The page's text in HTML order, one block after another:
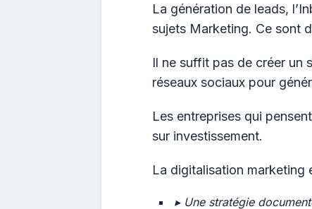
La génération de leads,
sujets Marketing. Ce sont
Il ne suffit pas de créer un
réseaux sociaux pour
Les entreprises qui
sur investissement.
La digitalisation marketing
▸ Une stratégie